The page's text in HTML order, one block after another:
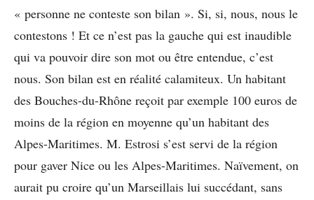
« personne ne conteste son bilan ». Si, si, nous, nous le
contestons ! Et ce n’est pas la gauche qui est inaudible
qui va pouvoir dire son mot ou être entendue, c’est
nous. Son bilan est en réalité calamiteux. Un habitant
des Bouches-du-Rhône reçoit par exemple 100 euros de
moins de la région en moyenne qu’un habitant des
Alpes-Maritimes. M. Estrosi s’est servi de la région
pour gaver Nice ou les Alpes-Maritimes. Naïvement, on
aurait pu croire qu’un Marseillais lui succédant, sans